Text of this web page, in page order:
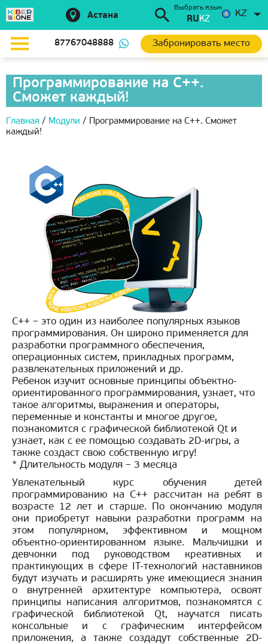
Астана
Выбрать язык
RUKZ
KZ
87767048888 Забронировать место
Программирование на С++.
Сможет каждый!
Главная / Модули / Программирование на С++. Сможет
каждый!
С++ – это один из наиболее популярных языков
программирования. Он широко применяется для
разработки программного обеспечения,
операционных систем, прикладных программ,
развлекательных приложений и др.
Ребенок изучит основные принципы объектно-
ориентированного программирования, узнает, что
такое алгоритмы, выражения и операторы,
переменные и константы и многое другое,
познакомится с графической библиотекой Qt и
узнает, как с ее помощью создавать 2D-игры, а
также создаст свою собственную игру!
* Длительность модуля – 3 месяца
Увлекательный курс обучения детей
программированию на С++ рассчитан на ребят в
возрасте 12 лет и старше. По окончанию модуля
они приобретут навыки разработки программ на
этом популярном, эффективном и мощном
объектно-ориентированном языке. Мальчишки и
девчонки под руководством креативных и
практикующих в сфере IT-технологий наставников
будут изучать и расширять уже имеющиеся знания
о внутренней архитектуре компьютера, освоят
принципы написания алгоритмов, познакомятся с
графической библиотекой Qt, научатся писать
консольные и с графическим интерфейсом
приложения, а также создадут собственные 2D-